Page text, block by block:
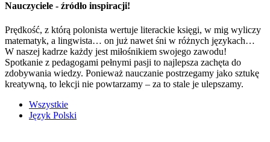
Nauczyciele - źródło inspiracji!
Prędkość, z którą polonista wertuje literackie księgi, w mig wyliczy
matematyk, a lingwista… on już nawet śni w różnych językach…
W naszej kadrze każdy jest miłośnikiem swojego zawodu!
Spotkanie z pedagogami pełnymi pasji to najlepsza zachęta do
zdobywania wiedzy. Ponieważ nauczanie postrzegamy jako sztukę
kreatywną, to lekcji nie powtarzamy – za to stale je ulepszamy.
Wszystkie
Język Polski